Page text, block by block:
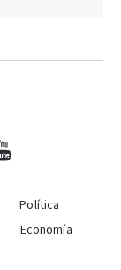
Política
Economía